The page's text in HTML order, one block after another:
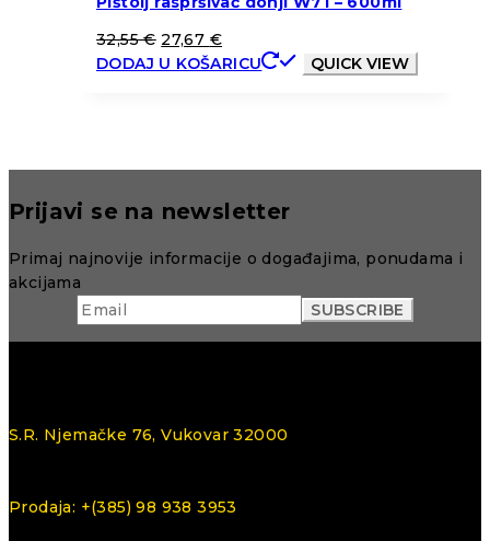
32,55€ 27,67 €
DODAJ U KOŠARICU
QUICK VIEW
Prijavi se na newsletter
Primaj najnovije informacije o događajima, ponudama i
akcijama
S.R. Njemačke 76, Vukovar 32000
Prodaja: +(385) 98 938 3953